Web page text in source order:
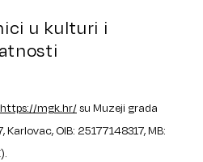
u kulturi i
https://mgk.hr/su Muzeji grada
OIB: 25177148317, MB: